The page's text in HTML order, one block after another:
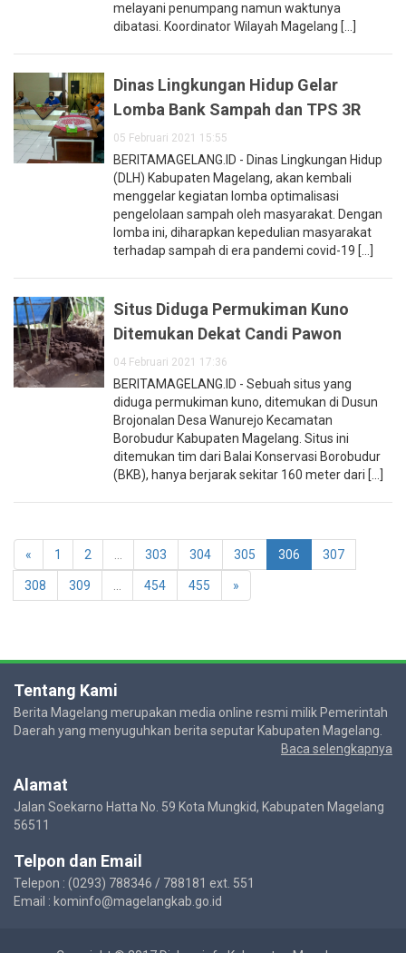
melayani penumpang namun waktunya
dibatasi. Koordinator Wilayah Magelang [...]
Dinas Lingkungan Hidup Gelar
Lomba Bank Sampah dan TPS 3R
05 Februari 2021 15:55
BERITAMAGELANG.ID - Dinas Lingkungan Hidup
(DLH) Kabupaten Magelang, akan kembali
menggelar kegiatan lomba optimalisasi
pengelolaan sampah oleh masyarakat. Dengan
lomba ini, diharapkan kepedulian masyarakat
terhadap sampah di era pandemi covid-19 [...]
Situs Diduga Permukiman Kuno
Ditemukan Dekat Candi Pawon
04 Februari 2021 17:36
BERITAMAGELANG.ID - Sebuah situs yang
diduga permukiman kuno, ditemukan di Dusun
Brojonalan Desa Wanurejo Kecamatan
Borobudur Kabupaten Magelang. Situs ini
ditemukan tim dari Balai Konservasi Borobudur
(BKB), hanya berjarak sekitar 160 meter dari [...]
« 1 2 303 304 305 306 307
308 309 454 455 »
Tentang Kami
Berita Magelang merupakan media online resmi milik Pemerintah
Daerah yang menyuguhkan berita seputar Kabupaten Magelang.
Baca selengkapnya
Alamat
Jalan Soekarno Hatta No. 59 Kota Mungkid, Kabupaten Magelang
56511
Telpon dan Email
Telepon : (0293) 788346 / 788181 ext. 551
Email : kominfo@magelangkab.go.id